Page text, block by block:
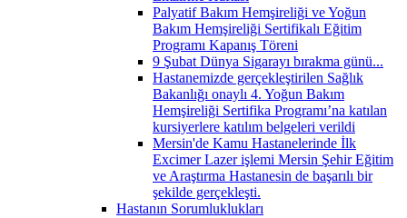
Palyatif Bakım Hemşireliği ve Yoğun
Bakım Hemşireliği Sertifikalı Eğitim
Programı Kapanış Töreni
9 Şubat Dünya Sigarayı bırakma günü...
Hastanemizde gerçekleştirilen Sağlık
Bakanlığı onaylı 4. Yoğun Bakım
Hemşireliği Sertifika Programı’na katılan
kursiyerlere katılım belgeleri verildi
Mersin'de Kamu Hastanelerinde İlk
Excimer Lazer işlemi Mersin Şehir Eğitim
ve Araştırma Hastanesin de başarılı bir
şekilde gerçekleşti.
Hastanın Sorumluklukları